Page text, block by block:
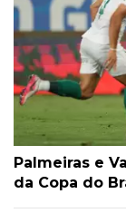
Palmeiras e
da Copa do